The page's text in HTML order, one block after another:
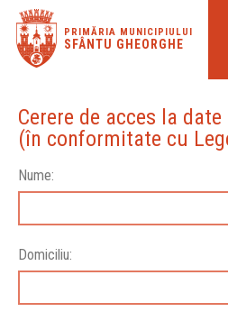
PRIMĂRIA MUNICIPIULUI
SFÂNTU GHEORGHE
Cerere de acces la
(în conformitate cu
Nume:
Domiciliu: